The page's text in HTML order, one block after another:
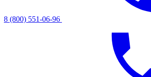
8 (800) 551-06-96